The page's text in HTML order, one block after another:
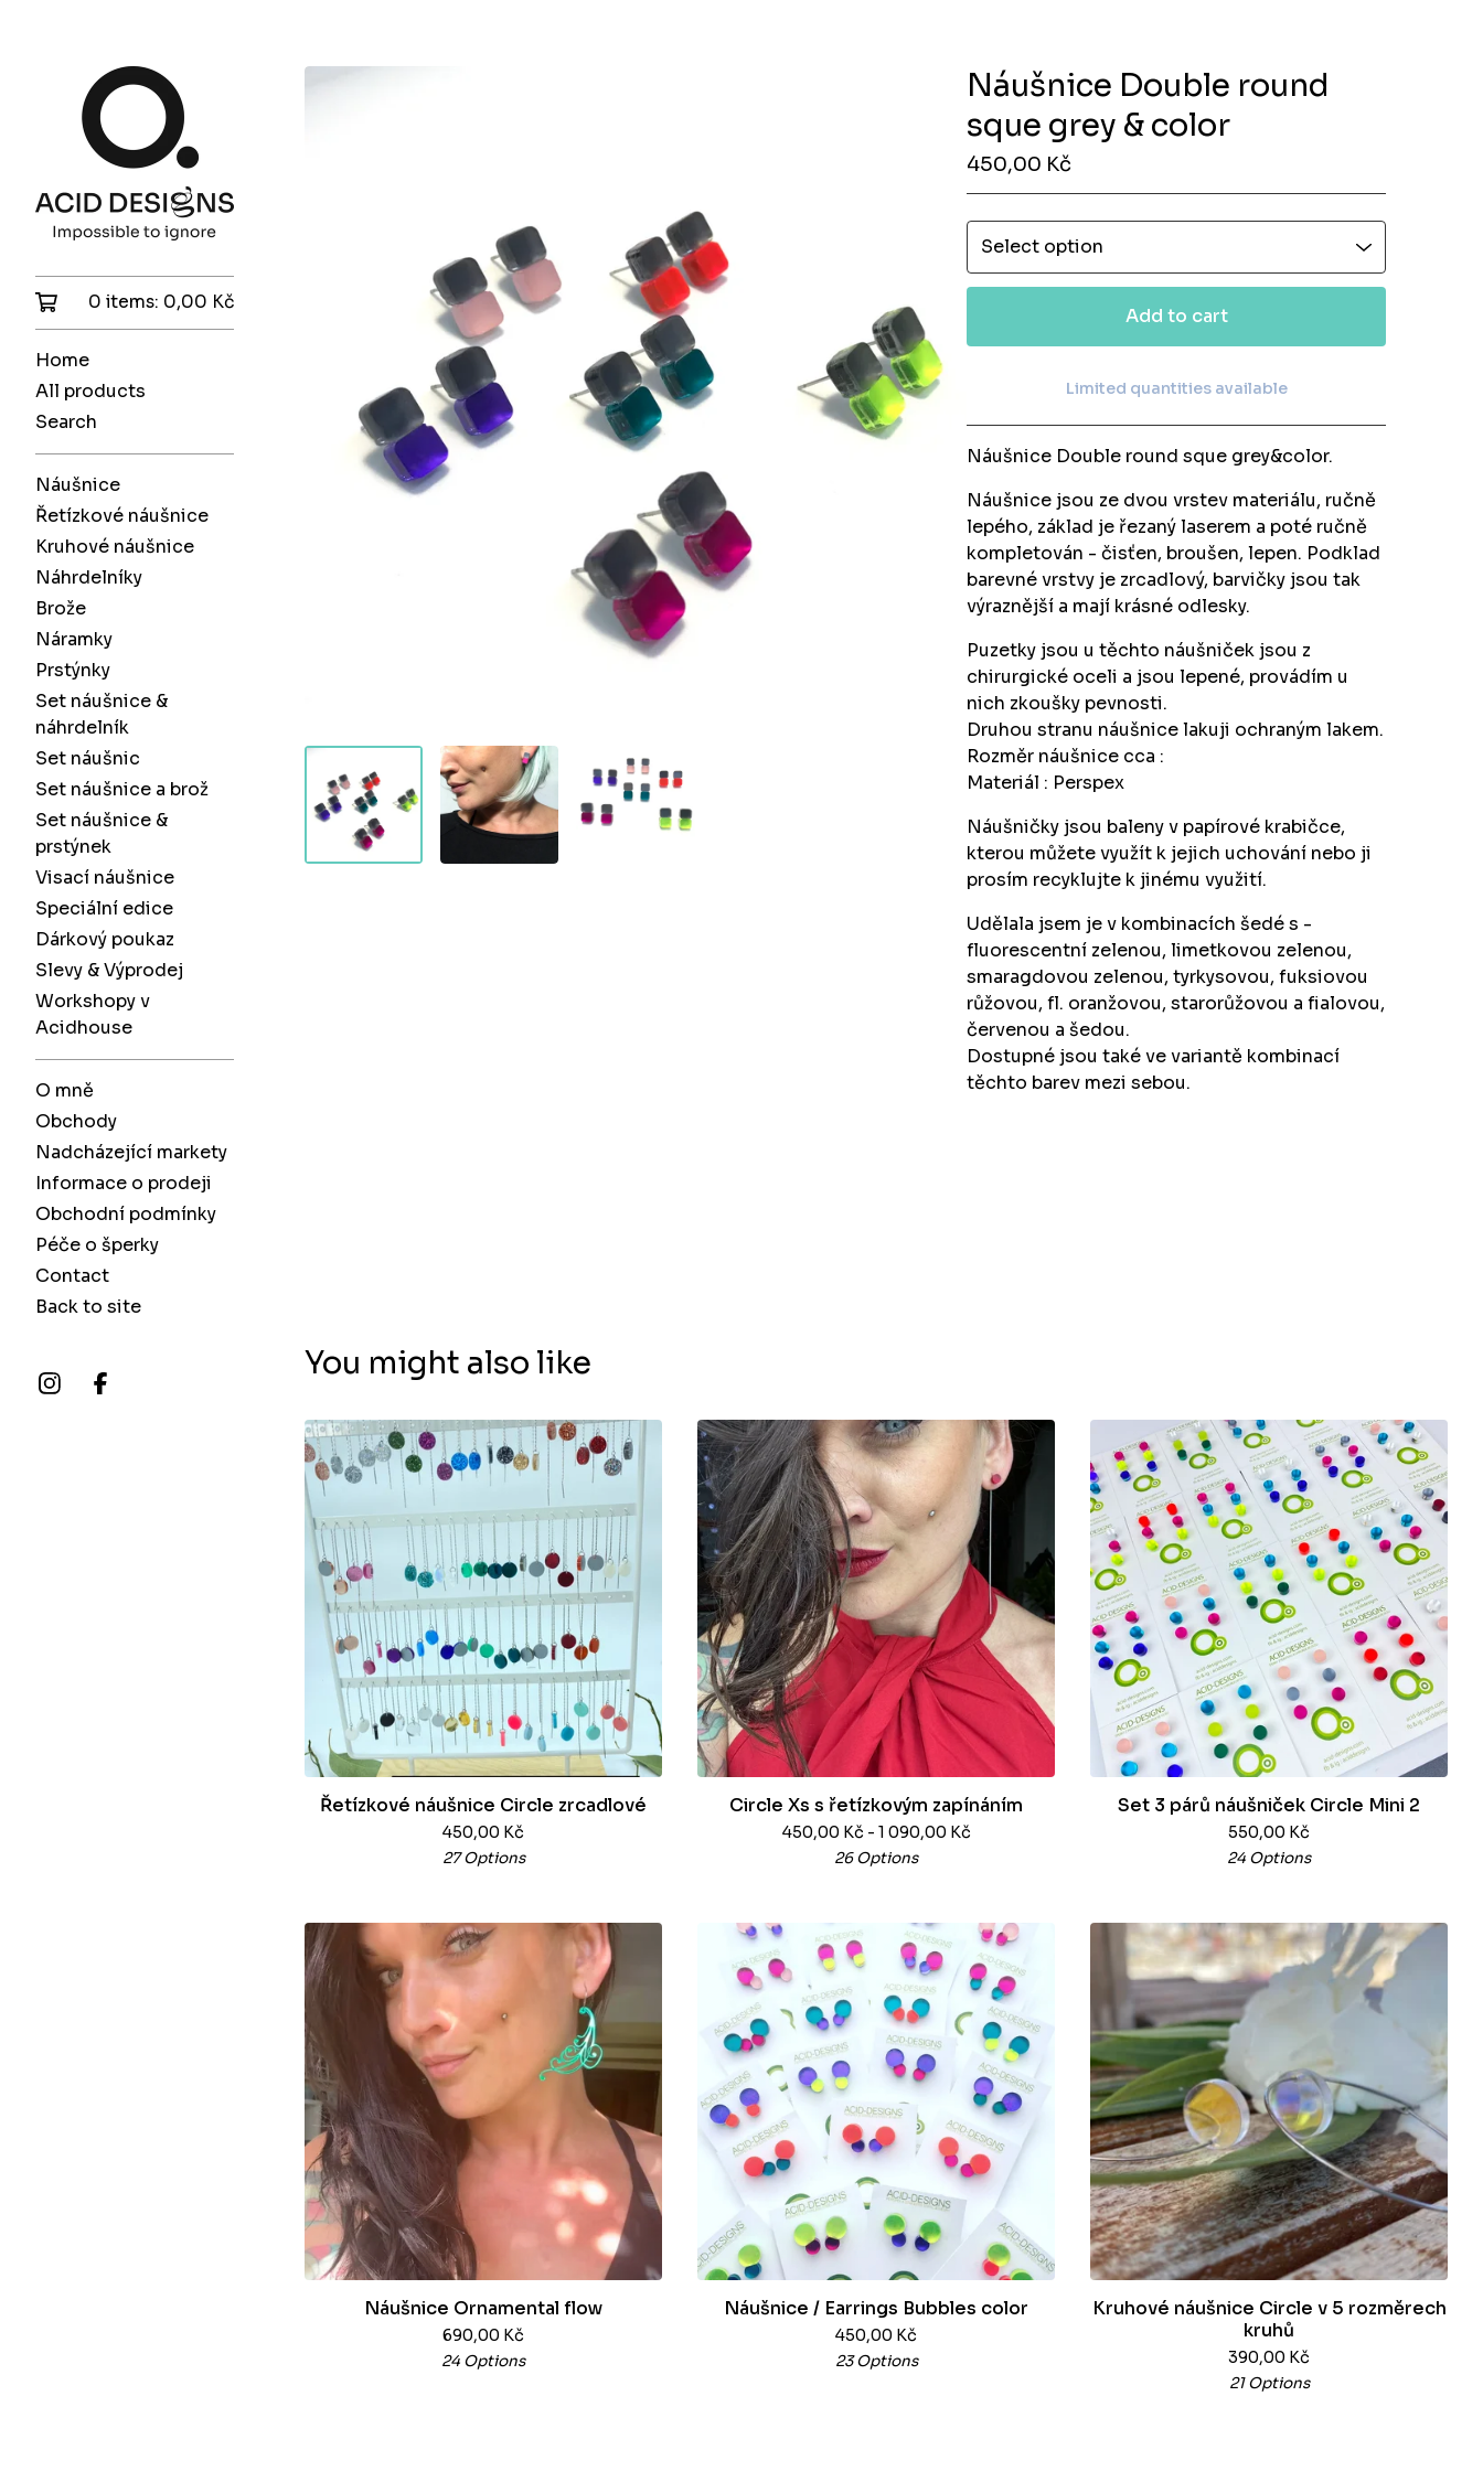
0 items: 0,00 Kč
Home
All products
Search
Náušnice
Řetízkové náušnice
Kruhové náušnice
Náhrdelníky
Brože
Náramky
Prstýnky
Set náušnice &
náhrdelník
Set náušnic
Set náušnice a brož
Set náušnice &
prstýnek
Visací náušnice
Speciální edice
Dárkový poukaz
Slevy & Výprodej
Workshopy v
Acidhouse
O mně
Obchody
Nadcházející markety
Informace o prodeji
Obchodní podmínky
Péče o šperky
Contact
Back to site
Náušnice Double round
sque grey & color
450,00 Kč
Add to cart
View cart
Limited quantities available
Náušnice Double round sque grey&color.
Náušnice jsou ze dvou vrstev materiálu, ručně
lepého, základ je řezaný laserem a poté ručně
kompletován - čisťen, broušen, lepen. Podklad
barevné vrstvy je zrcadlový, barvičky jsou tak
výraznější a mají krásné odlesky.
Puzetky jsou u těchto náušniček jsou z
chirurgické oceli a jsou lepené, provádím u
nich zkoušky pevnosti.
Druhou stranu náušnice lakuji ochraným lakem.
Rozměr náušnice cca :
Materiál : Perspex
Náušničky jsou baleny v papírové krabičce,
kterou můžete využít k jejich uchování nebo ji
prosím recyklujte k jinému využití.
Udělala jsem je v kombinacích šedé s -
fluorescentní zelenou, limetkovou zelenou,
smaragdovou zelenou, tyrkysovou, fuksiovou
růžovou, fl. oranžovou, starorůžovou a fialovou,
červenou a šedou.
Dostupné jsou také ve variantě kombinací
těchto barev mezi sebou.
You might also like
Řetízkové náušnice Circle zrcadlové
450,00 Kč
27 Options
Circle Xs s řetízkovým zapínáním
450,00 Kč - 1 090,00 Kč
26 Options
Set 3 párů náušniček Circle Mini 2
550,00 Kč
24 Options
Náušnice Ornamental flow
690,00 Kč
24 Options
Náušnice / Earrings Bubbles color
450,00 Kč
23 Options
Kruhové náušnice Circle v 5 rozměrech
kruhů
390,00 Kč
21 Options